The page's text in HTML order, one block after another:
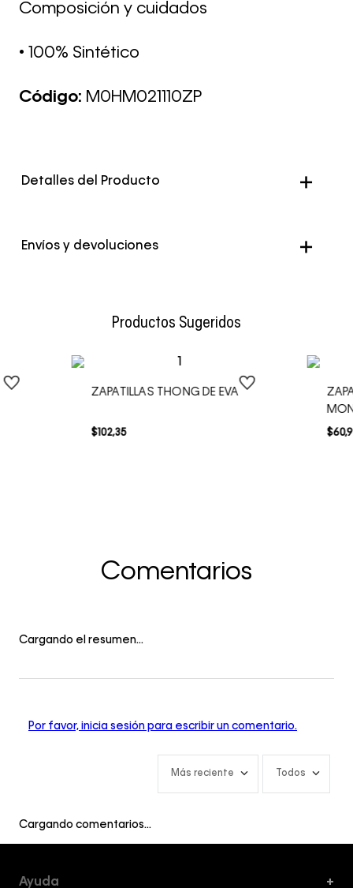
Composición y cuidados
• 100% Sintético
Código: M0HM021110ZP
Detalles del Producto
Envíos y devoluciones
Productos Sugeridos
ZAPATILLAS THONG DE EVA
$102,35 $60,
Comentarios
Cargando el resumen…
Por favor, inicia sesión para escribir un comentario.
Más reciente Todos
Cargando comentarios…
Ayuda +